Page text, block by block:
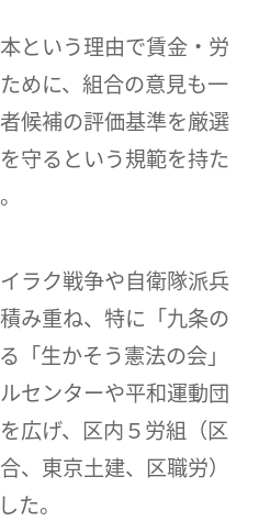
という理由で賃金・労
めに、組合の意見も一
候補の評価基準を厳選
守るという規範を持た
ラク戦争や自衛隊派兵
み重ね、特に「九条の
「生かそう憲法の会」
センターや平和運動団
広げ、区内５労組（区
、東京土建、区職労）
た。